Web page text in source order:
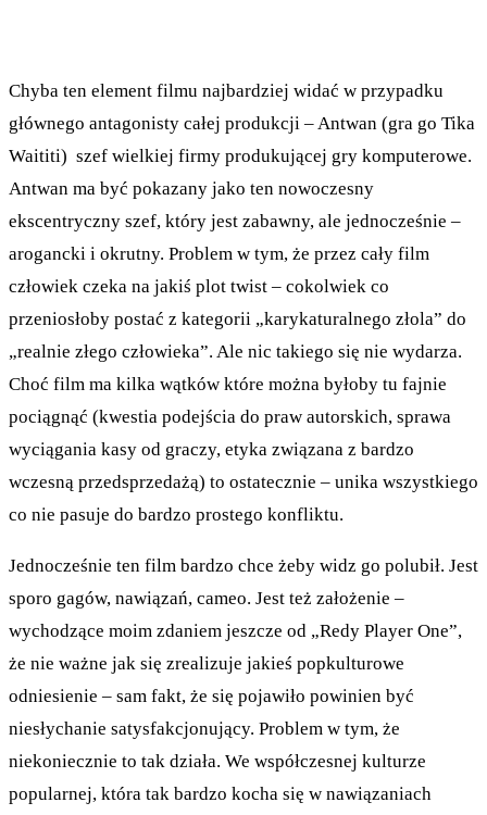
Chyba ten element filmu najbardziej widać w przypadku
głównego antagonisty całej produkcji – Antwan (gra go Tika
Waititi) szef wielkiej firmy produkującej gry komputerowe.
Antwan ma być pokazany jako ten nowoczesny
ekscentryczny szef, który jest zabawny, ale jednocześnie –
arogancki i okrutny. Problem w tym, że przez cały film
człowiek czeka na jakiś plot twist – cokolwiek co
przeniosłoby postać z kategorii „karykaturalnego złola” do
„realnie złego człowieka”. Ale nic takiego się nie wydarza.
Choć film ma kilka wątków które można byłoby tu fajnie
pociągnąć (kwestia podejścia do praw autorskich, sprawa
wyciągania kasy od graczy, etyka związana z bardzo
wczesną przedsprzedażą) to ostatecznie – unika wszystkiego
co nie pasuje do bardzo prostego konfliktu.
Jednocześnie ten film bardzo chce żeby widz go polubił. Jest
sporo gagów, nawiązań, cameo. Jest też założenie –
wychodzące moim zdaniem jeszcze od „Redy Player One”,
że nie ważne jak się zrealizuje jakieś popkulturowe
odniesienie – sam fakt, że się pojawiło powinien być
niesłychanie satysfakcjonujący. Problem w tym, że
niekoniecznie to tak działa. We współczesnej kulturze
popularnej, która tak bardzo kocha się w nawiązaniach